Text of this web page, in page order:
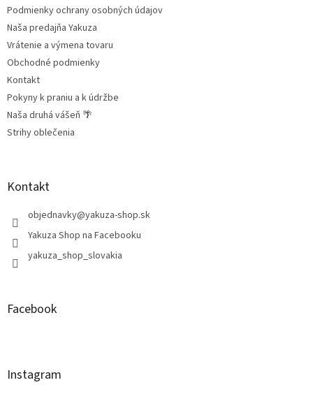
Podmienky ochrany osobných údajov
Naša predajňa Yakuza
Vrátenie a výmena tovaru
Obchodné podmienky
Kontakt
Pokyny k praniu a k údržbe
Naša druhá vášeň 🌴
Strihy oblečenia
Kontakt
objednavky@yakuza-shop.sk
Yakuza Shop na Facebooku
yakuza_shop_slovakia
Facebook
Instagram